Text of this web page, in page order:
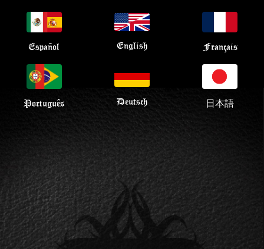
Español English Français
Português Deutsch 日本語